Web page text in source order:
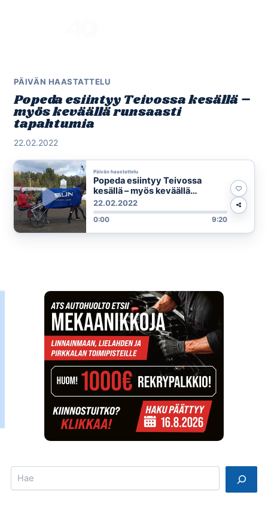
PÄIVÄN HAASTATTELU
Popeda esiintyy Teivossa kesällä –
myös keväällä runsaasti
tapahtumia
22.02.2022
Päivän haastattelu
Popeda esiintyy Teivossa
kesällä – myös keväällä
runsaasti tapahtumia
22.02.2022
0:00 9:20
Search